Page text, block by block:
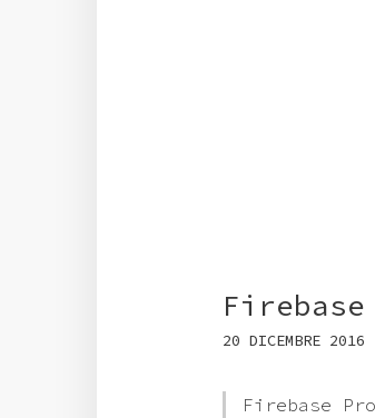
20 DICEMBRE 2016
Firebase